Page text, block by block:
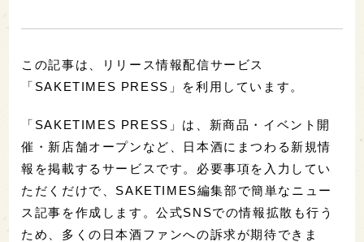
この記事は、リリース情報配信サービス
「SAKETIMES PRESS」を利用しています。
「SAKETIMES PRESS」は、新商品・イベント開
催・新店舗オープンなど、日本酒にまつわる新規情
報を掲載するサービスです。必要事項を入力してい
ただくだけで、SAKETIMES編集部で簡単なニュー
ス記事を作成します。公式SNSでの情報拡散も行う
ため、多くの日本酒ファンへの訴求が期待できま